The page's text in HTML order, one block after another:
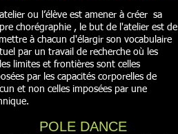
ou l’élève est amener à créer sa
chorégraphie , le but de l'atelier est de
à chacun d'élargir son vocabulaire
par un travail de recherche où les
limites et frontières sont celles
par les capacités corporelles de
et non celles imposées par une
POLE DANCE